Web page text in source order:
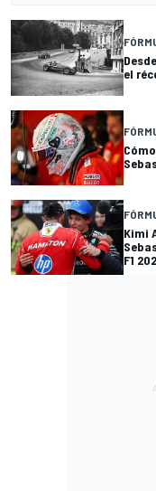
el
Kimi
F1